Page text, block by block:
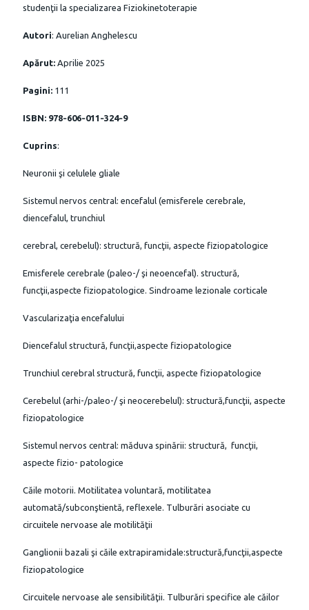
studenţii la specializarea Fiziokinetoterapie
Autori: Aurelian Anghelescu
Apărut: Aprilie 2025
Pagini: 111
ISBN: 978‐606‐011‐324‐9
Cuprins:
Neuronii şi celulele gliale
Sistemul nervos central: encefalul (emisferele cerebrale,
diencefalul, trunchiul
cerebral, cerebelul): structură, funcţii, aspecte fiziopatologice
Emisferele cerebrale (paleo-/ şi neoencefal). structură,
funcţii,aspecte fiziopatologice. Sindroame lezionale corticale
Vascularizaţia encefalului
Diencefalul structură, funcţii,aspecte fiziopatologice
Trunchiul cerebral structură, funcţii, aspecte fiziopatologice
Cerebelul (arhi-/paleo-/ şi neocerebelul): structură,funcţii, aspecte
fiziopatologice
Sistemul nervos central: măduva spinării: structură, funcţii,
aspecte fizio- patologice
Căile motorii. Motilitatea voluntară, motilitatea
automată/subconştientă, reflexele. Tulburări asociate cu
circuitele nervoase ale motilităţii
Ganglionii bazali şi căile extrapiramidale:structură,funcţii,aspecte
fiziopatologice
Circuitele nervoase ale sensibilităţii. Tulburări specifice ale căilor